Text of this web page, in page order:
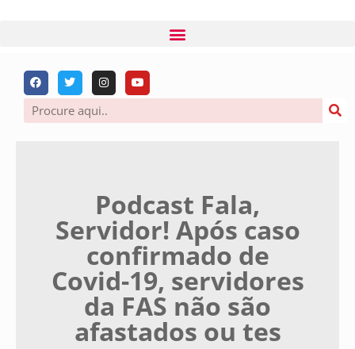
Podcast Fala,
Servidor! Após caso
confirmado de
Covid-19, servidores
da FAS não são
afastados ou tes